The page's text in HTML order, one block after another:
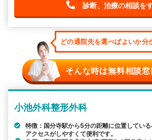
診断、治療の相談を
どの通院先を選べばよいか分
そんな時は無料相談
小池外科整形外科
特徴：国分寺駅から5分の距離に位置してい
アクセスがしやすくて便利です。